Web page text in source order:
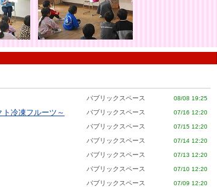
パブリックスペース 08/08 19:25
ト冷凍フルーツ～ パブリックスペース 07/16 12:20
パブリックスペース 07/15 12:20
パブリックスペース 07/14 12:20
パブリックスペース 07/13 12:20
パブリックスペース 07/10 12:20
パブリックスペース 07/09 12:20